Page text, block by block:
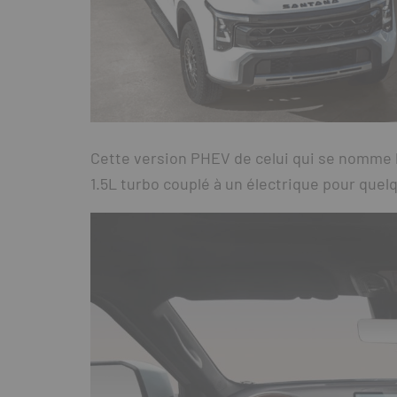
Cette version PHEV de celui qui se
1.5L turbo couplé à un électrique pour